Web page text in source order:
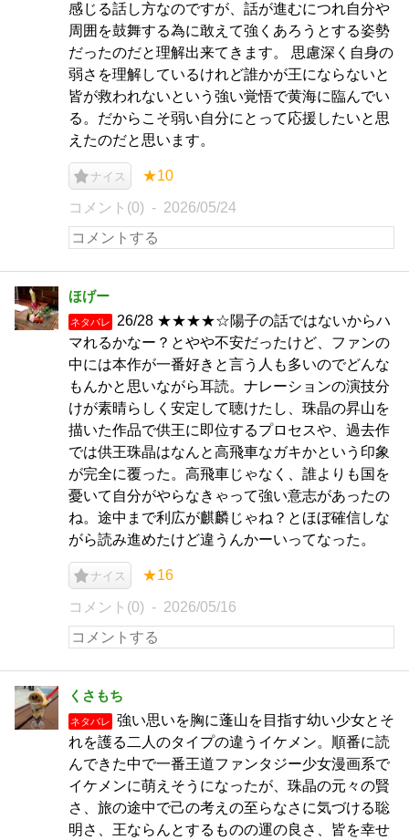
感じる話し方なのですが、話が進むにつれ自分や
周囲を鼓舞する為に敢えて強くあろうとする姿勢
だったのだと理解出来てきます。 思慮深く自身の
弱さを理解しているけれど誰かが王にならないと
皆が救われないという強い覚悟で黄海に臨んでい
る。だからこそ弱い自分にとって応援したいと思
えたのだと思います。
ナイス ★10
コメント(0) 2026/05/24
ほげー
ネタバレ
26/28 ★★★★☆陽子の話ではないからハ
マれるかなー？とやや不安だったけど、ファンの
中には本作が一番好きと言う人も多いのでどんな
もんかと思いながら耳読。ナレーションの演技分
けが素晴らしく安定して聴けたし、珠晶の昇山を
描いた作品で供王に即位するプロセスや、過去作
では供王珠晶はなんと高飛車なガキかという印象
が完全に覆った。高飛車じゃなく、誰よりも国を
憂いて自分がやらなきゃって強い意志があったの
ね。途中まで利広が麒麟じゃね？とほぼ確信しな
がら読み進めたけど違うんかーいってなった。
ナイス ★16
コメント(0) 2026/05/16
くさもち
ネタバレ
強い思いを胸に蓬山を目指す幼い少女とそ
れを護る二人のタイプの違うイケメン。順番に読
んできた中で一番王道ファンタジー少女漫画系で
イケメンに萌えそうになったが、珠晶の元々の賢
さ、旅の途中で己の考えの至らなさに気づける聡
明さ、王ならんとするものの運の良さ、皆を幸せ